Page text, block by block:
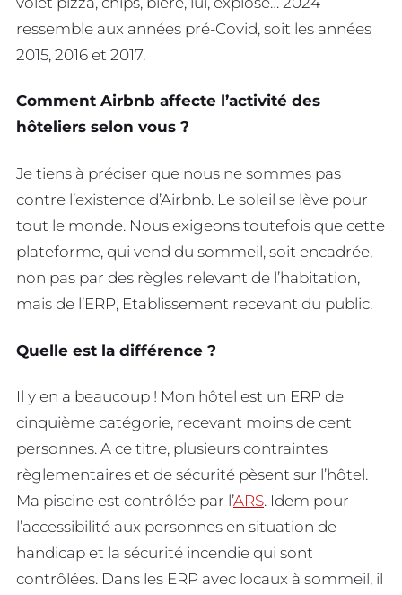
ressemble aux années pré-Covid, soit les années
2015, 2016 et 2017.
Comment Airbnb affecte l’activité des
hôteliers selon vous ?
Je tiens à préciser que nous ne sommes pas
contre l’existence d’Airbnb. Le soleil se lève pour
tout le monde. Nous exigeons toutefois que cette
plateforme, qui vend du sommeil, soit encadrée,
non pas par des règles relevant de l’habitation,
mais de l’ERP, Etablissement recevant du public.
Quelle est la différence ?
Il y en a beaucoup ! Mon hôtel est un ERP de
cinquième catégorie, recevant moins de cent
personnes. A ce titre, plusieurs contraintes
règlementaires et de sécurité pèsent sur l’hôtel.
Ma piscine est contrôlée par l’ARS. Idem pour
l’accessibilité aux personnes en situation de
handicap et la sécurité incendie qui sont
contrôlées. Dans les ERP avec locaux à sommeil, il